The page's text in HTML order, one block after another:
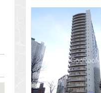
2